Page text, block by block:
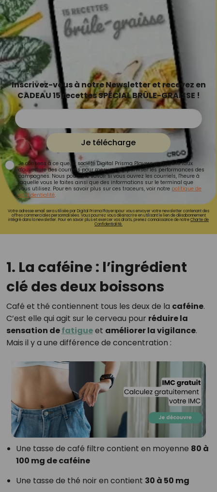
Inscrivez-vous à notre Newsletter et recevez en
CADEAU 15 recettes SPÉCIAL BRÛLE-GRAISSE !
Je télécharge
Je consens à ce que la société Digital Prisma Players analyse le taux
d'ouverture des courriels pour mesurer et optimiser les performances des
campagnes. Nous pourrons savoir si vous ouvrez les courriels, l'heure à
laquelle vous le faites ainsi que des informations sur le terminal que
vous utilisez. Pour en savoir plus sur ces traceurs, voir notre politique de
confidentialité.
Votre adresse email sera utilisée par Digital Prisma Playerspour vous envoyer votre newsletter contenant des
offres commerciales personnalisées. Vous pourrez vous désinscrire en utilisant le lien de désabonnement
intégré dans la newsletter. Pour en savoir plus et exercer vos droits, prenez connaissance de notreCharte de
Confidentialité.
1. La caféine : l’ingrédient
clé des deux boissons
Café et thé contiennent tous les deux de la caféine.
C’est elle qui agit sur le cerveau pour réduire la
sensation defatigueet améliorer la vigilance.
Mais il y a une différence de concentration :
Une tasse de café filtre contient en moyenne 80 à
100 mg de caféine
Une tasse de thé noir en contient 30 à 50 mg